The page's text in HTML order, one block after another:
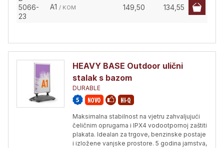
5066-
23
A1 / KOM 149,50 134,55
HEAVY BASE Outdoor ulični
stalak s bazom
DURABLE
Maksimalna stabilnost na vjetru zahvaljujući
čeličnim oprugama i IPX4 vodootpornoj zaštiti
plakata. Idealan za trgove, benzinske postaje
i izložene vanjske prostore. 5 godina jamstva,